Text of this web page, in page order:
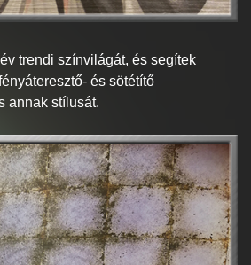
trendi színvilágát, és segítek
és sötétítő
annak stílusát.